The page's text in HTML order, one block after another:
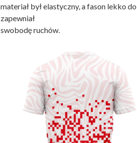
materiał był elastyczny, a fason lekko
zapewniał
swobodę ruchów.